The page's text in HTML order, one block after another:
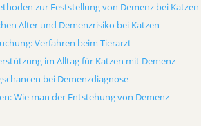
zur Feststellung von Demenz bei Katzen
Alter und Demenzrisiko bei Katzen
Verfahren beim Tierarzt
im Alltag für Katzen mit Demenz
bei Demenzdiagnose
Wie man der Entstehung von Demenz